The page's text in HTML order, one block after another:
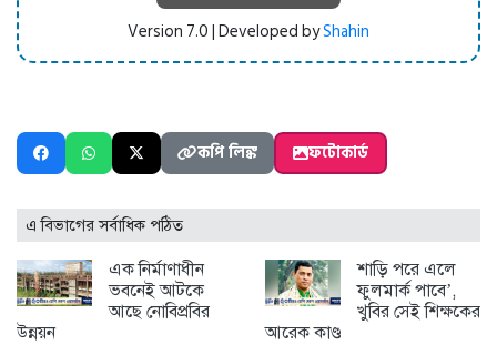
Version 7.0 | Developed byShahin
কপি লিঙ্ক ফটোকার্ড
এ বিভাগের সর্বাধিক পঠিত
এক নির্মাণাধীন
ভবনেই আটকে
আছে নোবিপ্রবির
উন্নয়ন
শাড়ি পরে এলে
ফুলমার্ক পাবে’,
খুবির সেই শিক্ষকের
আরেক কাণ্ড